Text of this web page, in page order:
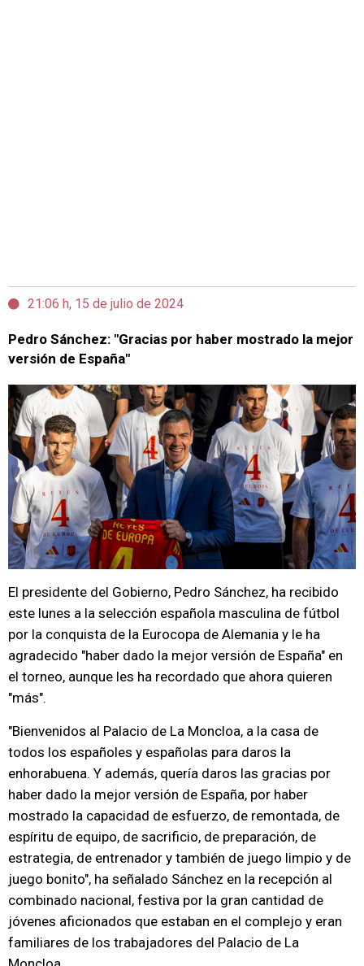
21:06 h, 15 de julio de 2024
Pedro Sánchez: "Gracias por haber mostrado la mejor
versión de España"
El presidente del Gobierno, Pedro Sánchez, ha recibido
este lunes a la selección española masculina de fútbol
por la conquista de la Eurocopa de Alemania y le ha
agradecido "haber dado la mejor versión de España" en
el torneo, aunque les ha recordado que ahora quieren
"más".
"Bienvenidos al Palacio de La Moncloa, a la casa de
todos los españoles y españolas para daros la
enhorabuena. Y además, quería daros las gracias por
haber dado la mejor versión de España, por haber
mostrado la capacidad de esfuerzo, de remontada, de
espíritu de equipo, de sacrificio, de preparación, de
estrategia, de entrenador y también de juego limpio y de
juego bonito", ha señalado Sánchez en la recepción al
combinado nacional, festiva por la gran cantidad de
jóvenes aficionados que estaban en el complejo y eran
familiares de los trabajadores del Palacio de La